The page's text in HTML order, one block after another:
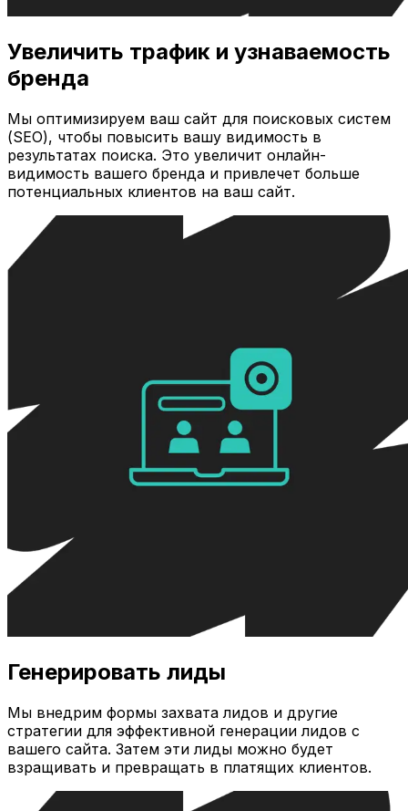
Увеличить трафик и узнаваемость
бренда
Мы оптимизируем ваш сайт для поисковых систем
(SEO), чтобы повысить вашу видимость в
результатах поиска. Это увеличит онлайн-
видимость вашего бренда и привлечет больше
потенциальных клиентов на ваш сайт.
Генерировать лиды
Мы внедрим формы захвата лидов и другие
стратегии для эффективной генерации лидов с
вашего сайта. Затем эти лиды можно будет
взращивать и превращать в платящих клиентов.